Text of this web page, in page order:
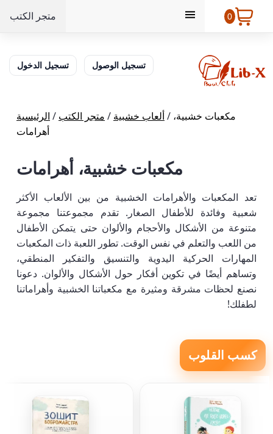
0 متجر الكتب
تسجيل الدخول تسجيل الوصول
الرئيسية / متجر الكتب / ألعاب خشبية/ مكعبات خشبية،
أهرامات
مكعبات خشبية، أهرامات
تعد المكعبات والأهرامات الخشبية من بين الألعاب الأكثر
شعبية وفائدة للأطفال الصغار. تقدم مجموعتنا مجموعة
متنوعة من الأشكال والأحجام والألوان حتى يتمكن الأطفال
من اللعب والتعلم في نفس الوقت. تطور اللعبة ذات المكعبات
المهارات الحركية اليدوية والتنسيق والتفكير المنطقي،
وتساهم أيضًا في تكوين أفكار حول الأشكال والألوان. دعونا
نصنع لحظات مشرقة ومثيرة مع مكعباتنا الخشبية وأهراماتنا
لطفلك!
كسب القلوب